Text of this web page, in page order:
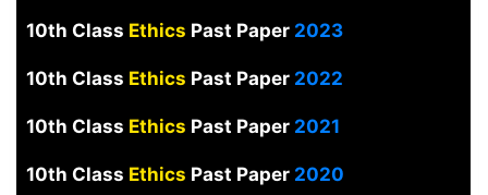
10th Class Ethics Past Paper2023
10th Class Ethics Past Paper 2022
10th Class Ethics Past Paper 2021
10th Class Ethics Past Paper2020